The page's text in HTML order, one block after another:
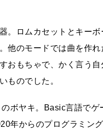
。ロムカセットとキー
他のモードでは曲を作
おもちゃで、かく言う
ものでした。
ボヤキ。Basic言語でゲ
年からのプログラミン